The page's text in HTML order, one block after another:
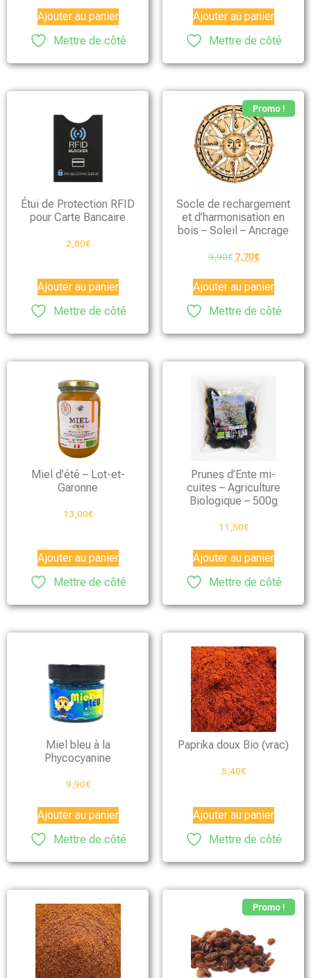
Ajouter au panier
Mettre de côté
Ajouter au panier
Mettre de côté
Étui de Protection RFID
pour Carte Bancaire
2,80€
Ajouter au panier
Mettre de côté
Promo !
Socle de rechargement
et d’harmonisation en
bois – Soleil – Ancrage
9,90€ 7,70€
Ajouter au panier
Mettre de côté
Miel d’été – Lot-et-
Garonne
13,00€
Ajouter au panier
Mettre de côté
Prunes d’Ente mi-
cuites – Agriculture
Biologique – 500g
11,50€
Ajouter au panier
Mettre de côté
Miel bleu à la
Phycocyanine
9,90€
Ajouter au panier
Mettre de côté
Paprika doux Bio (vrac)
5,40€
Ajouter au panier
Mettre de côté
Promo !